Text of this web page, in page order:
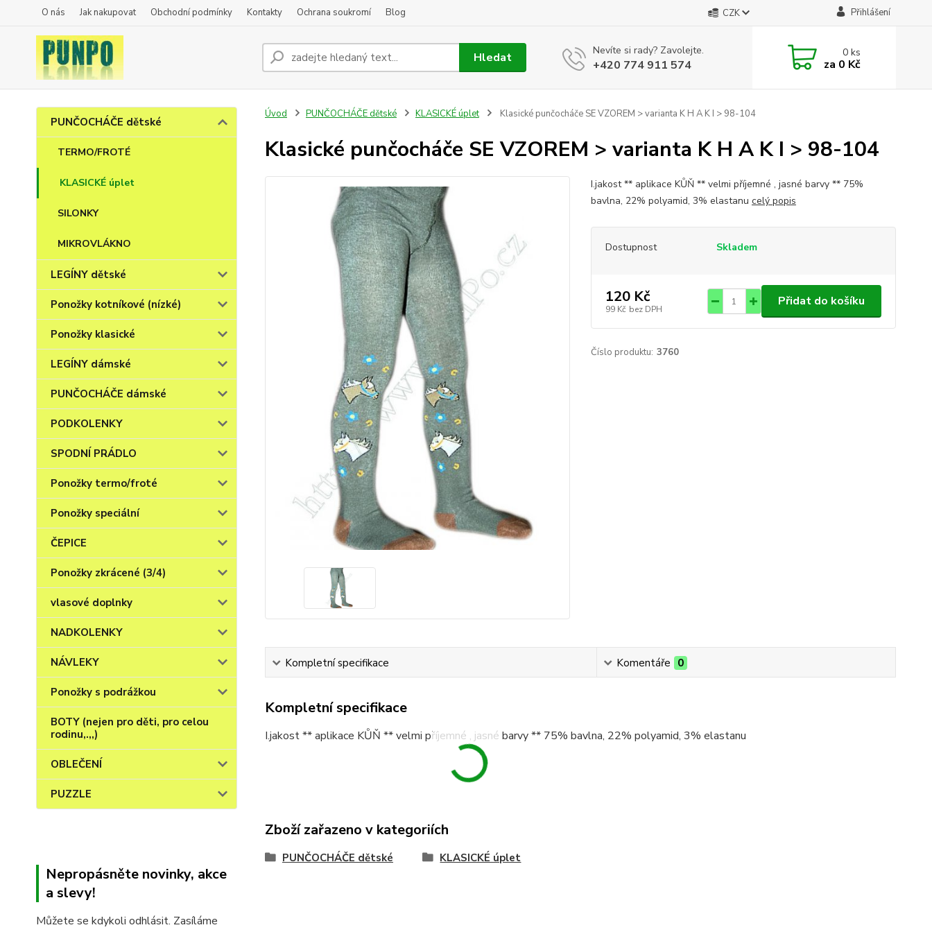
O nás Jak nakupovat Obchodní podmínky Kontakty Ochrana soukromí Blog CZK Přihlášení
Hledat Nevíte si rady? Zavolejte.
+420 774 911 574
0ks
za 0 Kč
PUNČOCHÁČE dětské
TERMO/FROTÉ
KLASICKÉ úplet
SILONKY
MIKROVLÁKNO
LEGÍNY dětské
Ponožky kotníkové (nízké)
Ponožky klasické
LEGÍNY dámské
PUNČOCHÁČE dámské
PODKOLENKY
SPODNÍ PRÁDLO
Ponožky termo/froté
Ponožky speciální
ČEPICE
Ponožky zkrácené (3/4)
vlasové doplnky
NADKOLENKY
NÁVLEKY
Ponožky s podrážkou
BOTY (nejen pro děti, pro celou
rodinu,.,,)
OBLEČENÍ
PUZZLE
Nepropásněte novinky, akce
a slevy!
Můžete se kdykoli odhlásit. Zasíláme
Úvod PUNČOCHÁČE dětské KLASICKÉ úplet Klasické punčocháče SE VZOREM > varianta K H A K I > 98-104
Klasické punčocháče SE VZOREM > varianta K H A K I > 98-104
I.jakost ** aplikace KŮŇ ** velmi příjemné , jasné barvy ** 75%
bavlna, 22% polyamid, 3% elastanu celý popis
Dostupnost Skladem
120 Kč
99 Kč bez DPH
Přidat do košíku
Číslo produktu: 3760
Kompletní specifikace Komentáře 0
Kompletní specifikace
I.jakost ** aplikace KŮŇ ** velmi příjemné , jasné barvy ** 75% bavlna, 22% polyamid, 3% elastanu
Zboží zařazeno v kategoriích
PUNČOCHÁČE dětské KLASICKÉ úplet